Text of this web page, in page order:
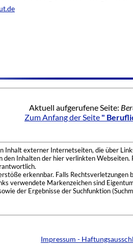
Aktuell aufgerufene Seite:
Zum Anfang der Seite "
externer Internetseiten, die über
Inhalten der hier verlinkten
erkennbar. Falls
verwendete Markenzeichen sind
der Ergebnisse der Suchfunktion
Impressum -